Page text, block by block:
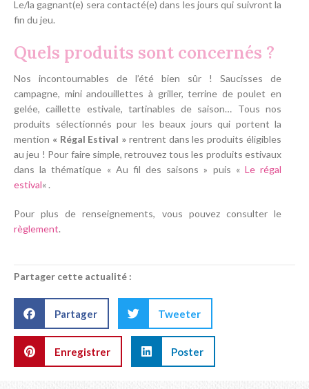
Le/la gagnant(e) sera contacté(e) dans les jours qui suivront la
fin du jeu.
Quels produits sont concernés ?
Nos incontournables de l’été bien sûr ! Saucisses de
campagne, mini andouillettes à griller, terrine de poulet en
gelée, caillette estivale, tartinables de saison… Tous nos
produits sélectionnés pour les beaux jours qui portent la
mention « Régal Estival » rentrent dans les produits éligibles
au jeu ! Pour faire simple, retrouvez tous les produits estivaux
dans la thématique « Au fil des saisons » puis « Le régal
estival« .
Pour plus de renseignements, vous pouvez consulter le
règlement.
Partager cette actualité :
Partager Tweeter
Enregistrer Poster